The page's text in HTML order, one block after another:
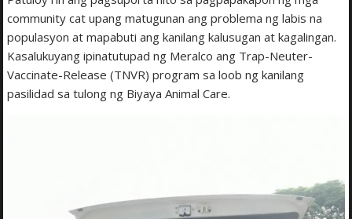
community cat upang matugunan ang problema ng labis na
populasyon at mapabuti ang kanilang kalusugan at kagalingan.
Kasalukuyang ipinatutupad ng Meralco ang Trap-Neuter-
Vaccinate-Release (TNVR) program sa loob ng kanilang
pasilidad sa tulong ng Biyaya Animal Care.